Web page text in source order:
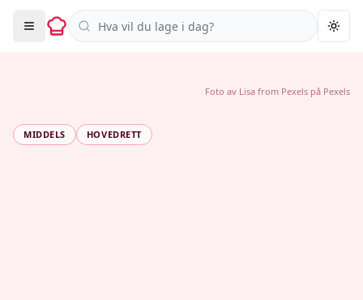
Søk i oppskrifter
MIDDELS HOVEDRETT
Foto av Lisa from Pexels på Pexels